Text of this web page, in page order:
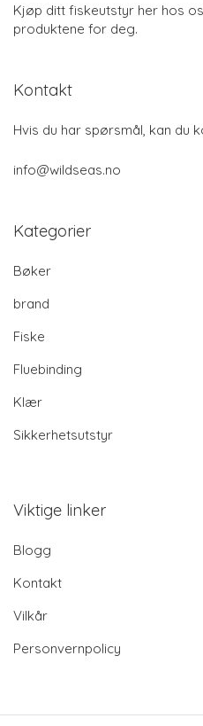
Kjøp ditt fiskeutstyr her hos
produktene for deg.
Kontakt
Hvis du har spørsmål, kan du
info@wildseas.no
Kategorier
Bøker
brand
Fiske
Fluebinding
Klær
Sikkerhetsutstyr
Viktige linker
Blogg
Kontakt
Vilkår
Personvernpolicy